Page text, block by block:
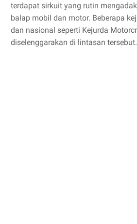
terdapat sirkuit yang rutin
balap mobil dan motor. Beberapa
dan nasional seperti Kejurda
diselenggarakan di lintasan tersebut.